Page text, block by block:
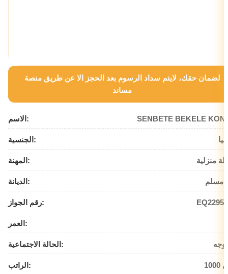
لضمان حقك، لايتم سداد الرسوم بعد الحجز الا عن طريق منصة
مساند
الاسم: SENBETE BEKELE
الجنسية:
المهنة: منزلية
الديانة: مسلم
رقم الجواز:
العمر:
الحالة الاجتماعية:
الراتب: